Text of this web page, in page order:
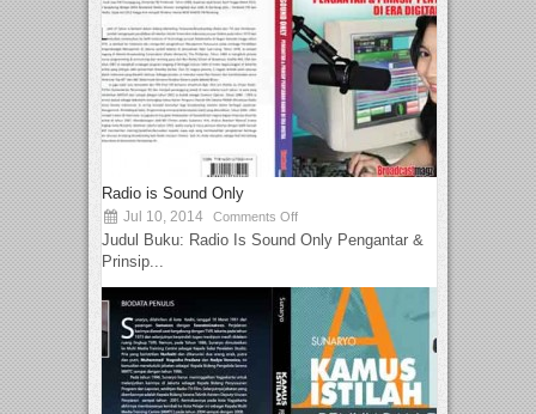
Radio is Sound Only
Jul 10, 2014 Comments Off
Judul Buku: Radio Is Sound Only Pengantar &
Prinsip...